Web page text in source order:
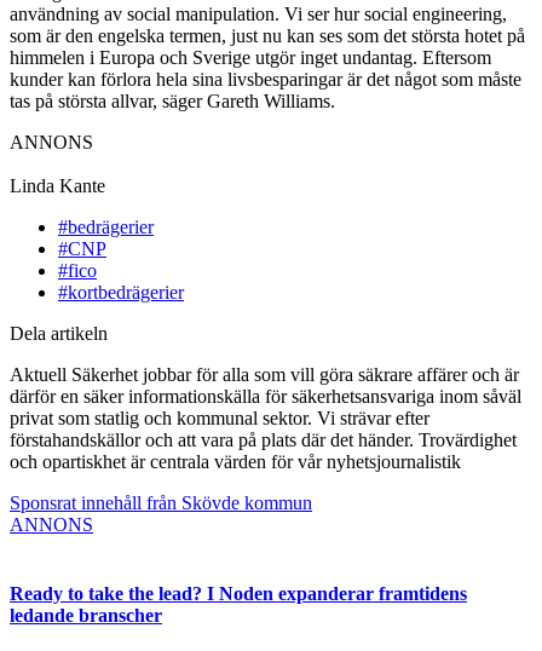
användning av social manipulation. Vi ser hur social engineering,
som är den engelska termen, just nu kan ses som det största hotet på
himmelen i Europa och Sverige utgör inget undantag. Eftersom
kunder kan förlora hela sina livsbesparingar är det något som måste
tas på största allvar, säger Gareth Williams.
ANNONS
Linda Kante
#bedrägerier
#CNP
#fico
#kortbedrägerier
Dela artikeln
Aktuell Säkerhet jobbar för alla som vill göra säkrare affärer och är
därför en säker informationskälla för säkerhetsansvariga inom såväl
privat som statlig och kommunal sektor. Vi strävar efter
förstahandskällor och att vara på plats där det händer. Trovärdighet
och opartiskhet är centrala värden för vår nyhetsjournalistik
Sponsrat innehåll från Skövde kommun
ANNONS
Ready to take the lead? I Noden expanderar framtidens
ledande branscher